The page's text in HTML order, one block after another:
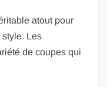
atout pour
style. Les
de coupes qui